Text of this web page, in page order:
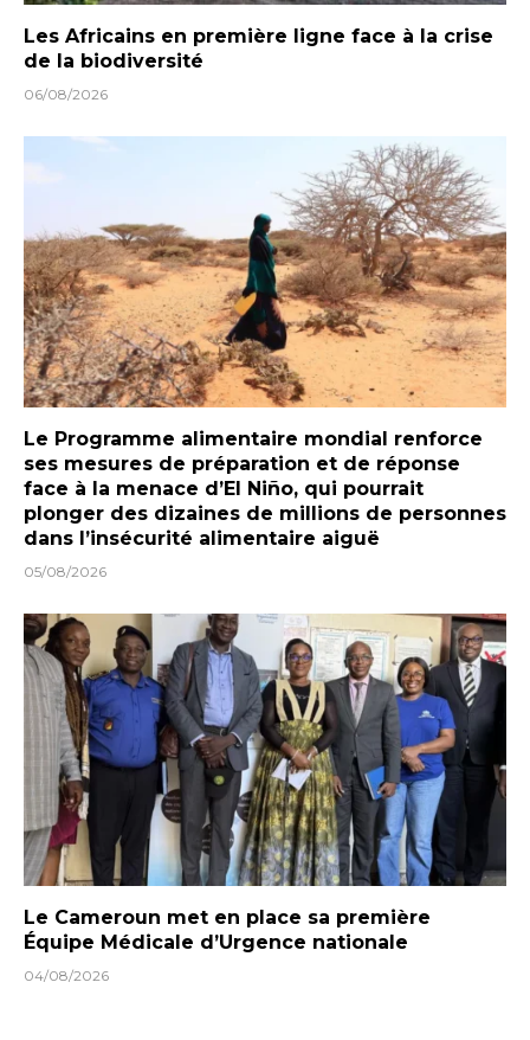
Les Africains en première ligne face à la crise
de la biodiversité
06/08/2026
Le Programme alimentaire mondial renforce
ses mesures de préparation et de réponse
face à la menace d’El Niño, qui pourrait
plonger des dizaines de millions de personnes
dans l’insécurité alimentaire aiguë
05/08/2026
Le Cameroun met en place sa première
Équipe Médicale d’Urgence nationale
04/08/2026